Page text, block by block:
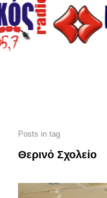
Posts in tag
Θερινό Σχολείο